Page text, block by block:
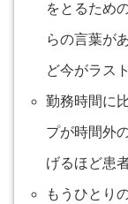
をとるため
らの言葉が
ど今がラス
勤務時間に
プが時間外
げるほど患
もうひとり